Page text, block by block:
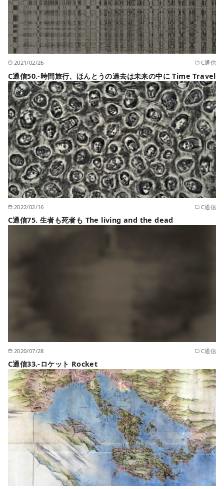
2021/02/26 C通信
C通信50.-時間旅行、ほんとうの過去は未来の中に Time Travel
2022/02/16 C通信
C通信75. 生者も死者も The living and the dead
2020/07/28 C通信
C通信33.-ロケット Rocket